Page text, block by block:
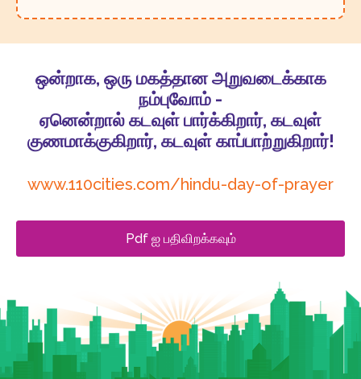
ஒன்றாக, ஒரு மகத்தான அறுவடைக்காக
நம்புவோம் -
ஏனென்றால் கடவுள் பார்க்கிறார், கடவுள்
குணமாக்குகிறார், கடவுள் காப்பாற்றுகிறார்!
www.110cities.com/hindu-day-of-prayer
Pdf ஐ பதிவிறக்கவும்